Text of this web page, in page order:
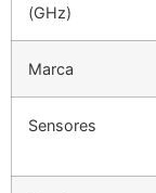
(GHz)
Marca
Sensores